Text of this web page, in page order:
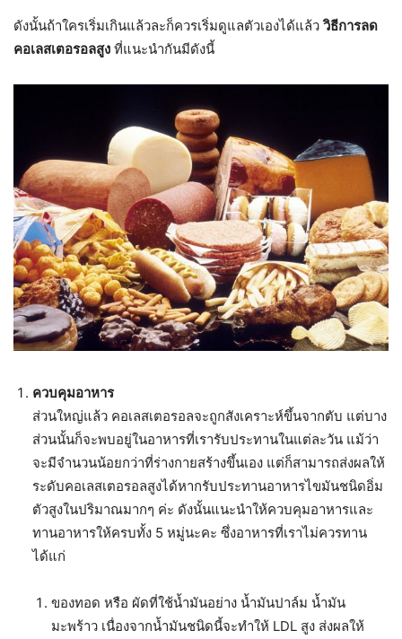
ดังนั้นถ้าใครเริ่มเกินแล้วละก็ควรเริ่มดูแลตัวเองได้แล้ววิธีการลด
คอเลสเตอรอลสูง ที่แนะนำกันมีดังนี้
ควบคุมอาหาร
ส่วนใหญ่แล้ว คอเลสเตอรอลจะถูกสังเคราะห์ขึ้นจากตับ แต่บาง
ส่วนนั้นก็จะพบอยู่ในอาหารที่เรารับประทานในแต่ละวัน แม้ว่า
จะมีจำนวนน้อยกว่าที่ร่างกายสร้างขึ้นเอง แต่ก็สามารถส่งผลให้
ระดับคอเลสเตอรอลสูงได้หากรับประทานอาหารไขมันชนิดอิ่ม
ตัวสูงในปริมาณมากๆ ค่ะ ดังนั้นแนะนำให้ควบคุมอาหารและ
ทานอาหารให้ครบทั้ง 5 หมู่นะคะ ซึ่งอาหารที่เราไม่ควรทาน
ได้แก่
ของทอด หรือ ผัดที่ใช้น้ำมันอย่าง น้ำมันปาล์ม น้ำมัน
มะพร้าว เนื่องจากน้ำมันชนิดนี้จะทำให้ LDL สูง ส่งผลให้